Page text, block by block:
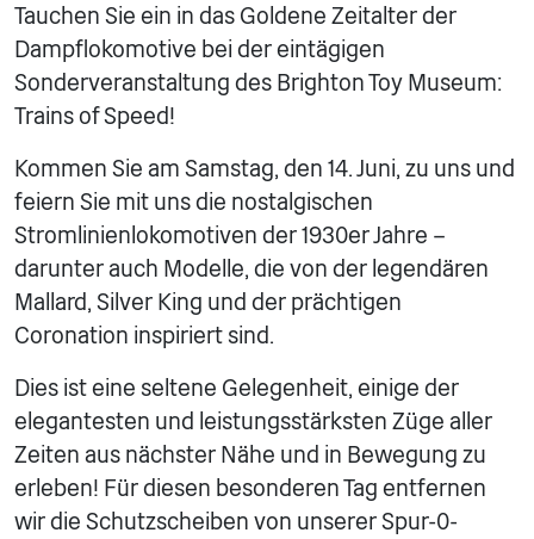
Tauchen Sie ein in das Goldene Zeitalter der
Dampflokomotive bei der eintägigen
Sonderveranstaltung des Brighton Toy Museum:
Trains of Speed!
Kommen Sie am Samstag, den 14. Juni, zu uns und
feiern Sie mit uns die nostalgischen
Stromlinienlokomotiven der 1930er Jahre –
darunter auch Modelle, die von der legendären
Mallard, Silver King und der prächtigen
Coronation inspiriert sind.
Dies ist eine seltene Gelegenheit, einige der
elegantesten und leistungsstärksten Züge aller
Zeiten aus nächster Nähe und in Bewegung zu
erleben! Für diesen besonderen Tag entfernen
wir die Schutzscheiben von unserer Spur-0-